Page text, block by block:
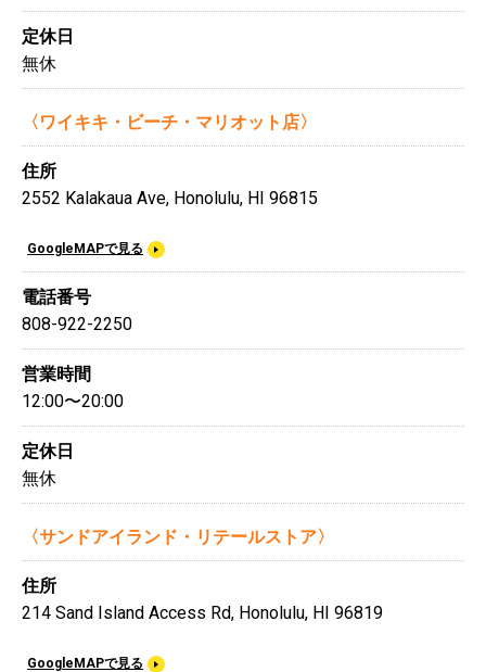
定休日
無休
〈ワイキキ・ビーチ・マリオット店〉
住所
2552 Kalakaua Ave, Honolulu, HI 96815
GoogleMAPで見る
電話番号
808-922-2250
営業時間
12:00〜20:00
定休日
無休
〈サンドアイランド・リテールストア〉
住所
214 Sand Island Access Rd, Honolulu, HI 96819
GoogleMAPで見る